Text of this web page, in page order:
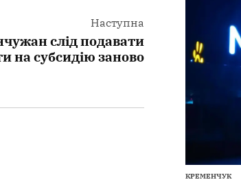
Наступна
слід подавати
на субсидію заново
КРЕМЕНЧУК